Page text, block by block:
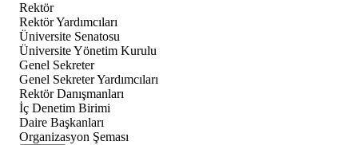
Rektör
Rektör Yardımcıları
Üniversite Senatosu
Üniversite Yönetim Kurulu
Genel Sekreter
Genel Sekreter Yardımcıları
Rektör Danışmanları
İç Denetim Birimi
Daire Başkanları
Organizasyon Şeması